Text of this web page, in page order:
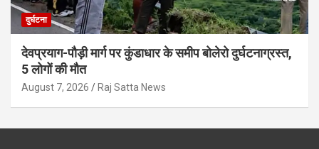
दुर्घटना
देवप्रयाग-पौड़ी मार्ग पर कुंडाधार के समीप बोलेरो दुर्घटनाग्रस्त,
5 लोगों की मौत
August 7, 2026 Raj Satta News